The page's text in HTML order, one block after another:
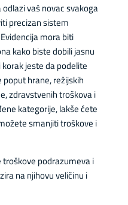
vaš novac svakoga
precizan sistem
mora biti
kako biste dobili jasnu
jeste da podelite
hrane, režijskih
zdravstvenih troškova i
kategorije, lakše ćete
smanjiti troškove i
podrazumeva i
na njihovu veličinu i